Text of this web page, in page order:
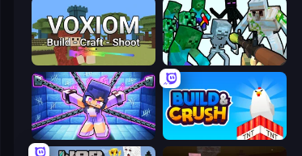
Voxiom.io
Mini Mine Build and Crush